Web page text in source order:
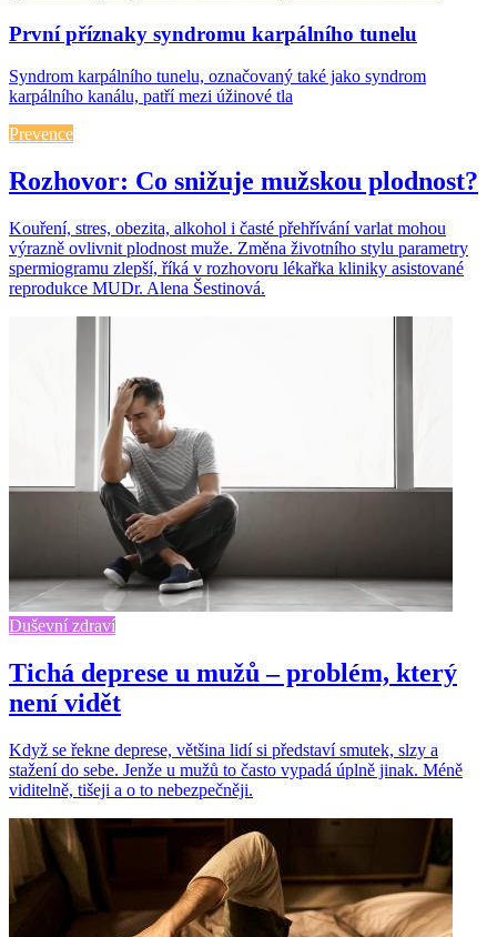
První příznaky syndromu karpálního tunelu
Syndrom karpálního tunelu, označovaný také jako syndrom
karpálního kanálu, patří mezi úžinové tla
Prevence
Rozhovor: Co snižuje mužskou plodnost?
Kouření, stres, obezita, alkohol i časté přehřívání varlat mohou
výrazně ovlivnit plodnost muže. Změna životního stylu parametry
spermiogramu zlepší, říká v rozhovoru lékařka kliniky asistované
reprodukce MUDr. Alena Šestinová.
Duševní zdraví
Tichá deprese u mužů – problém, který
není vidět
Když se řekne deprese, většina lidí si představí smutek, slzy a
stažení do sebe. Jenže u mužů to často vypadá úplně jinak. Méně
viditelně, tišeji a o to nebezpečněji.